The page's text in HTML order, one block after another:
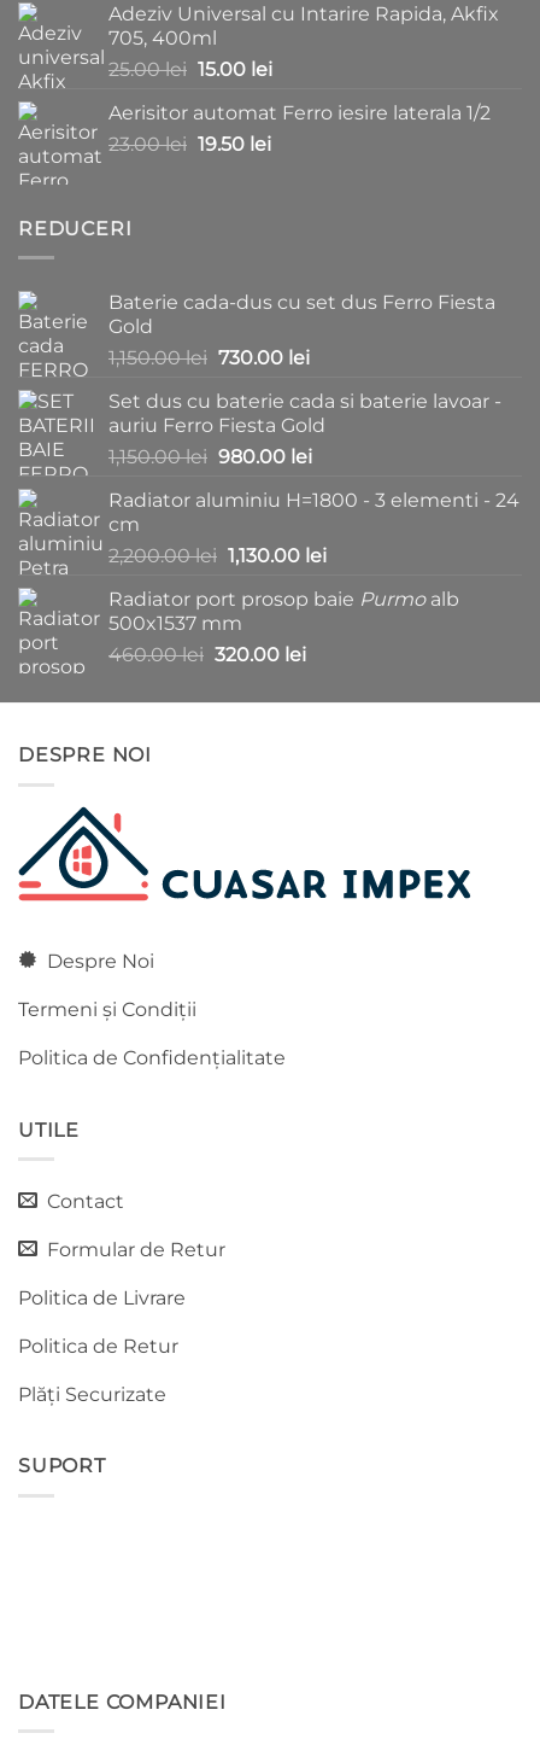
a
fost:
190.00 lei.
este:
Adeziv Universal cu Intarire Rapida, Akfix
705, 400ml
25.00lei Prețul
a
fost:
15.00 leiPrețul
este:
15.00 lei.
Aerisitor automat Ferro iesire laterala 1/2
23.00lei Prețul
19.50 leiPrețul
REDUCERI
Baterie cada-dus cu set dus Ferro Fiesta
Gold
1,150.00lei Prețul
a
fost:
1,150.00 lei.
730.00 leiPrețul
este:
730.00 lei.
Set dus cu baterie cada si baterie lavoar -
auriu Ferro Fiesta Gold
1,150.00lei Prețul
a
1,150.00 lei.
980.00 leiPrețul
este:
Radiator aluminiu H=1800 - 3 elementi - 24
cm
2,200.00lei Prețul
a
fost:
2,200.00 lei.
1,130.00 leiPrețul
este:
Radiator port prosop baie Purmoalb
500x1537 mm
460.00lei Prețul
a
320.00 leiPrețul
este:
DESPRE NOI
Despre Noi
Termeni și Condiții
Politica de Confidențialitate
UTILE
Contact
Formular de Retur
Politica de Livrare
Politica de Retur
Plăți Securizate
SUPORT
DATELE COMPANIEI